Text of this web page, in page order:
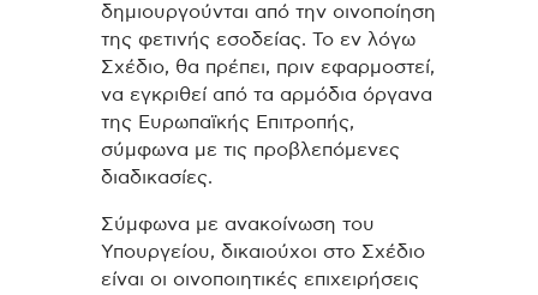
δημιουργούνται από την οινοποίηση
της φετινής εσοδείας. Το εν λόγω
Σχέδιο, θα πρέπει, πριν εφαρμοστεί,
να εγκριθεί από τα αρμόδια όργανα
της Ευρωπαϊκής Επιτροπής,
σύμφωνα με τις προβλεπόμενες
διαδικασίες.
Σύμφωνα με ανακοίνωση του
Υπουργείου, δικαιούχοι στο Σχέδιο
είναι οι οινοποιητικές επιχειρήσεις